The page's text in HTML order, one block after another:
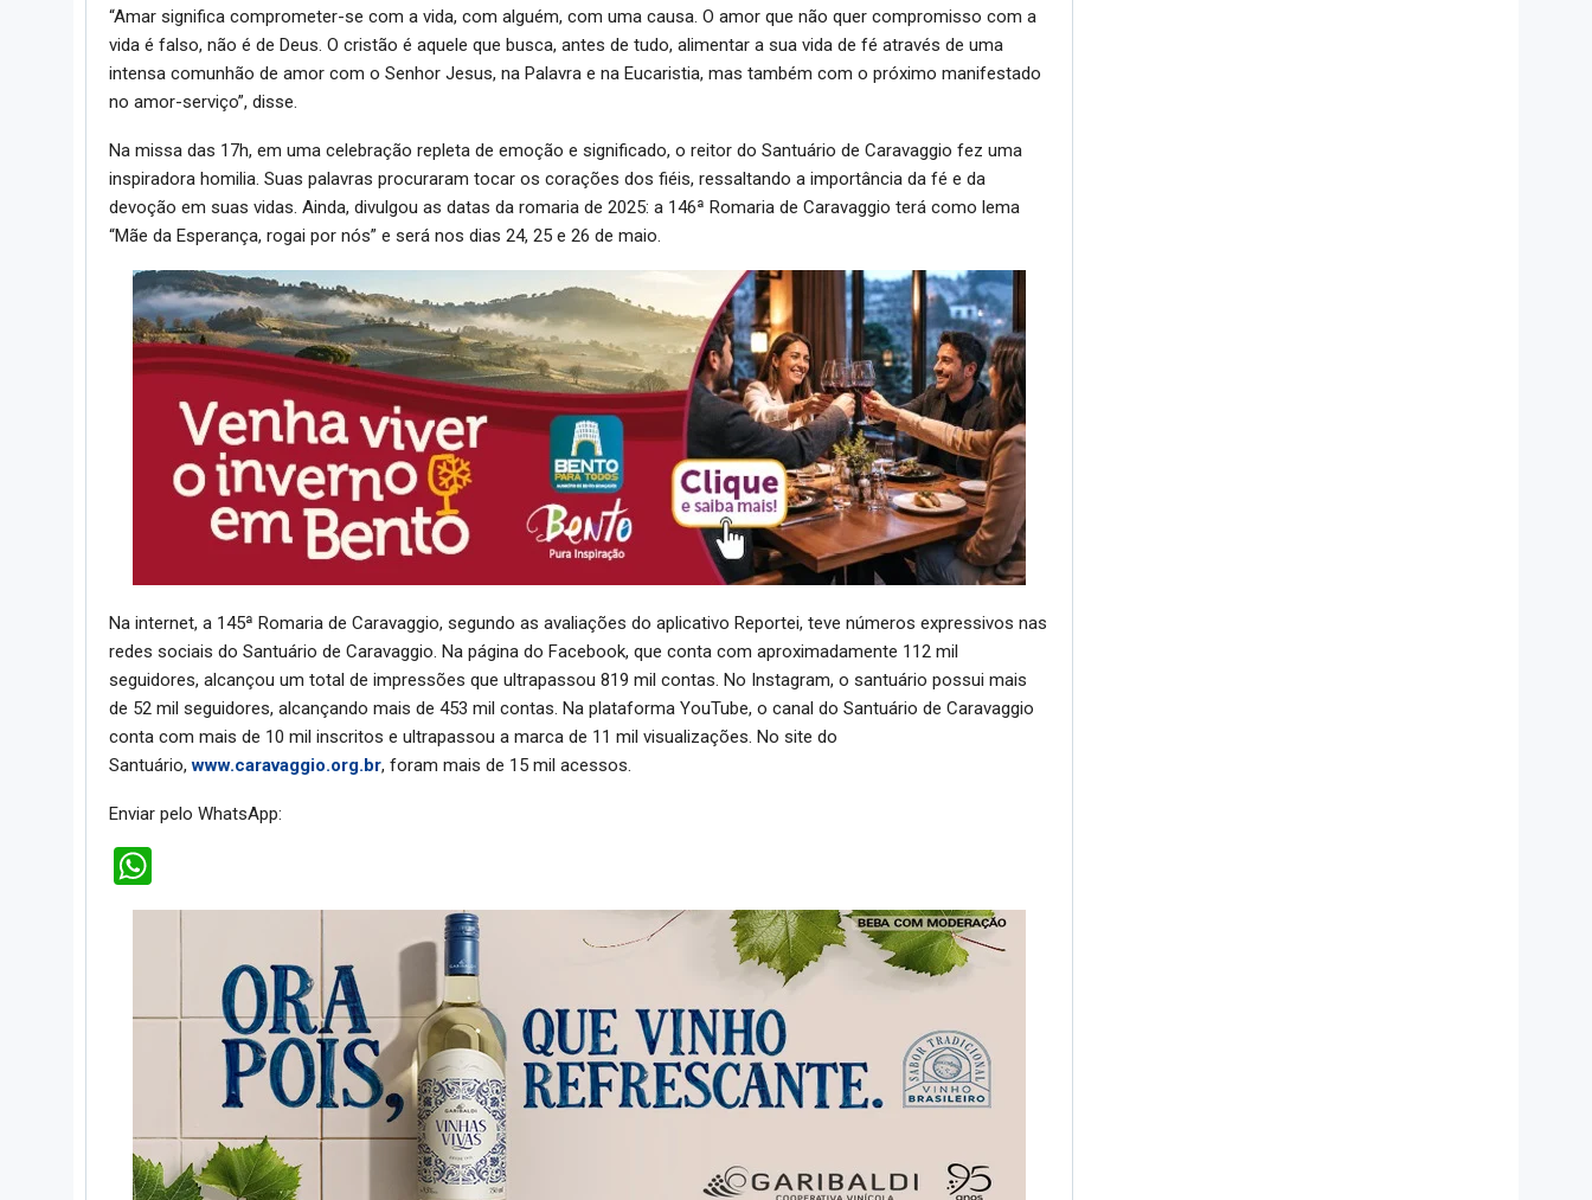
“Amar significa comprometer-se com a vida, com alguém, com uma causa. O amor que não quer compromisso com a
vida é falso, não é de Deus. O cristão é aquele que busca, antes de tudo, alimentar a sua vida de fé através de uma
intensa comunhão de amor com o Senhor Jesus, na Palavra e na Eucaristia, mas também com o próximo manifestado
no amor-serviço”, disse.
Na missa das 17h, em uma celebração repleta de emoção e significado, o reitor do Santuário de Caravaggio fez uma
inspiradora homilia. Suas palavras procuraram tocar os corações dos fiéis, ressaltando a importância da fé e da
devoção em suas vidas. Ainda, divulgou as datas da romaria de 2025: a 146ª Romaria de Caravaggio terá como lema
“Mãe da Esperança, rogai por nós” e será nos dias 24, 25 e 26 de maio.
Na internet, a 145ª Romaria de Caravaggio, segundo as avaliações do aplicativo Reportei, teve números expressivos nas
redes sociais do Santuário de Caravaggio. Na página do Facebook, que conta com aproximadamente 112 mil
seguidores, alcançou um total de impressões que ultrapassou 819 mil contas. No Instagram, o santuário possui mais
de 52 mil seguidores, alcançando mais de 453 mil contas. Na plataforma YouTube, o canal do Santuário de Caravaggio
conta com mais de 10 mil inscritos e ultrapassou a marca de 11 mil visualizações. No site do
Santuário,www.caravaggio.org.br, foram mais de 15 mil acessos.
Enviar pelo WhatsApp: